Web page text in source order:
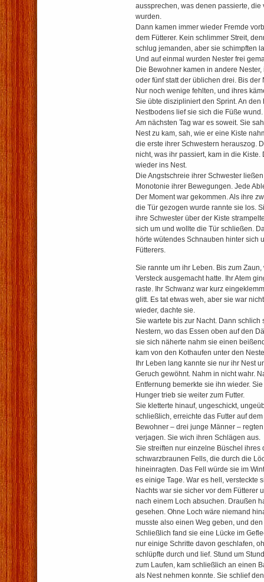
aussprechen, was denen passierte, die
wurden.
Dann kamen immer wieder Fremde
dem Fütterer. Kein schlimmer Streit,
schlug jemanden, aber sie schimpften
Und auf einmal wurden Nester frei
Die Bewohner kamen in andere
oder fünf statt der üblichen drei. Bis der
Nur noch wenige fehlten, und ihres
Sie übte diszipliniert den Sprint. An den
Nestbodens lief sie sich die Füße wund.
Am nächsten Tag war es soweit. Sie
Nest zu kam, sah, wie er eine Kiste
die erste ihrer Schwestern herauszog.
nicht, was ihr passiert, kam in die Kiste.
wieder ins Nest.
Die Angstschreie ihrer Schwester
Monotonie ihrer Bewegungen. Jede
Der Moment war gekommen. Als ihre
die Tür gezogen wurde rannte sie los.
ihre Schwester über der Kiste
sich um und wollte die Tür schließen.
hörte wütendes Schnauben hinter sich
Fütterers.
Sie rannte um ihr Leben. Bis zum
Versteck ausgemacht hatte. Ihr Atem
raste. Ihr Schwanz war kurz
glitt. Es tat etwas weh, aber sie war
wieder, dachte sie.
Sie wartete bis zur Nacht. Dann schlich
Nestern, wo das Essen oben auf den
sie sich näherte nahm sie einen
kam von den Kothaufen unter den
Ihr Leben lang kannte sie nur ihr Nest
Geruch gewöhnt. Nahm in nicht wahr.
Entfernung bemerkte sie ihn wieder.
Hunger trieb sie weiter zum Futter.
Sie kletterte hinauf, ungeschickt,
schließlich, erreichte das Futter auf
Bewohner – drei junge Männer –
verjagen. Sie wich ihren Schlägen aus.
Sie streiften nur einzelne Büschel ihres
schwarzbraunen Fells, die durch die
hineinragten. Das Fell würde sie im
es einige Tage. War es hell, versteckte
Nachts war sie sicher vor dem Fütterer
nach einem Loch absuchen. Draußen
gesehen. Ohne Loch wäre niemand
musste also einen Weg geben, und
Schließlich fand sie eine Lücke im
nur einige Schritte davon geschlafen,
schlüpfte durch und lief. Stund um
zum Laufen, kam schließlich an einen
als Nest nehmen konnte. Sie schlief